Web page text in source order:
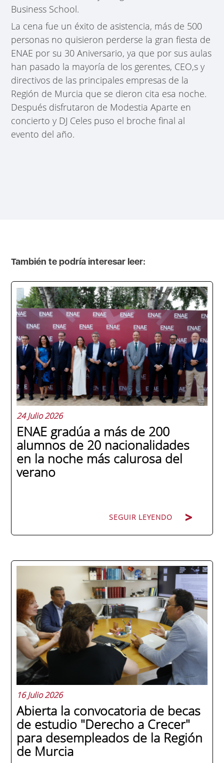
Business School.
La cena fue un éxito de asistencia, más de 500
personas no quisieron perderse la gran fiesta de
ENAE por su 30 Aniversario, ya que por sus aulas
han pasado la mayoría de los gerentes, CEO,s y
directivos de las principales empresas de la
Región de Murcia que se dieron cita esa noche.
Después disfrutaron de Modestia Aparte en
concierto y DJ Celes puso el broche final al
evento del año.
También te podría interesar leer:
24 Julio 2026
ENAE gradúa a más de 200
alumnos de 20 nacionalidades
en la noche más calurosa del
verano
SEGUIR LEYENDO
La promoción 2025/2026 de ENAE Business
School se convirtió en una de las más
internacionales de la historia de la escuela
en una ceremonia celebrada en Murcia
con 44 grados y más de 600 asistentes.
Ricardo Navarro, vicepresidente senior de
Generac Power Systems en Estados Unidos
y antiguo alumno...
16 Julio 2026
Abierta la convocatoria de becas
de estudio "Derecho a Crecer"
para desempleados de la Región
de Murcia